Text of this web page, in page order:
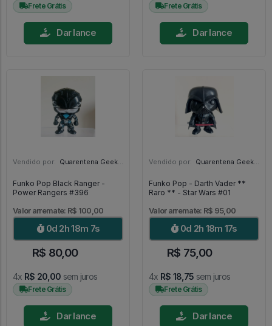
Frete Grátis
Dar lance
Frete Grátis
Dar lance
Vendido por: Quarentena Geek Store - SP
Funko Pop Black Ranger -
Power Rangers #396
Valor arremate: R$ 100,00
0d 2h 18m 5s
R$ 80,00
4x R$ 20,00 sem juros
Frete Grátis
Dar lance
Vendido por: Quarentena Geek Store - SP
Funko Pop - Darth Vader **
Raro ** - Star Wars #01
Valor arremate: R$ 95,00
0d 2h 18m 15s
R$ 75,00
4x R$ 18,75 sem juros
Frete Grátis
Dar lance